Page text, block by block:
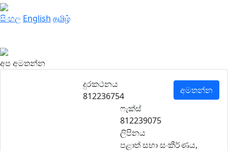
සිංහල English தமிழ்
අප අමතන්න
දුරකථනය
812236754
අමතන්න
ෆැක්ස්
812239075
ලිපිනය
පළාත් සභා සංකීර්ණය,